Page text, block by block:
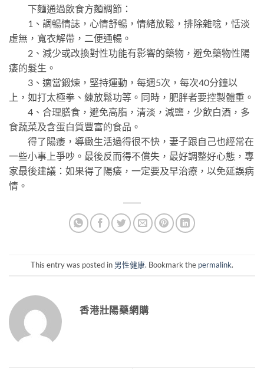
下麵通過飲食方麵調節：
1、調暢情誌，心情舒暢，情緒放鬆，排除雜唸，恬淡
虛無，寬衣解帶，二便通暢。
2、減少或改換對性功能有影響的藥物，避免藥物性陽
痿的髮生。
3、適當鍛煉，堅持運動，每週5次，每次40分鐘以
上，如打太極拳、練放鬆功等。同時，肥胖者要控製體重。
4、合理膳食，避免高脂，清淡，減鹽，少飲白酒，多
食蔬菜及含蛋白質豐富的食品。
得了陽痿，導緻生活過得很不快，妻子跟自己也經常在
一些小事上爭吵。最後反而得不償失，最好調整好心態，專
家最後建議：如果得了陽痿，一定要及早治療，以免延誤病
情。
This entry was posted in 男性健康. Bookmark the permalink.
香港壯陽藥網購